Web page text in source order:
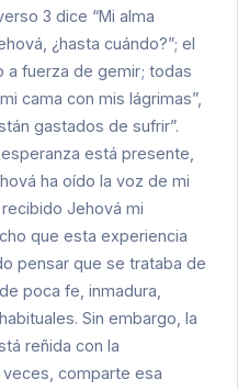
3 dice “Mi alma
¿hasta cuándo?”; el
a fuerza de gemir; todas
cama con mis lágrimas”,
gastados de sufrir”.
está presente,
ha oído la voz de mi
Jehová mi
que esta experiencia
pensar que se trataba de
poca fe, inmadura,
Sin embargo, la
reñida con la
veces, comparte esa